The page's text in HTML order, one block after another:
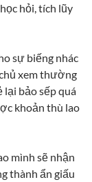
hỏi, tích lũy
sự biếng nhác
xem thường
lại bảo sếp quá
khoản thù lao
mình sẽ nhận
thành ẩn giấu